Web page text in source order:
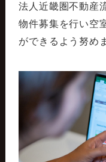
法人近畿圏不動産
物件募集を行い空
ができるよう努め